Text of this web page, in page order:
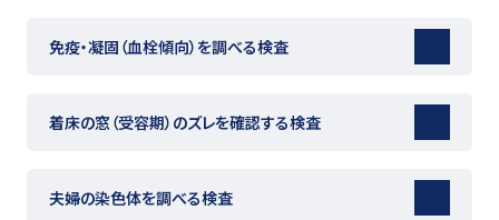
免疫・凝固（血栓傾向）を調べる検査
着床の窓（受容期）のズレを確認する検査
夫婦の染色体を調べる検査